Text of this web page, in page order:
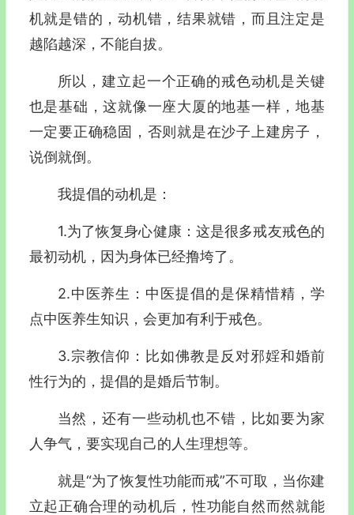
机就是错的，动机错，结果就错，而且注定是
越陷越深，不能自拔。
所以，建立起一个正确的戒色动机是关键
也是基础，这就像一座大厦的地基一样，地基
一定要正确稳固，否则就是在沙子上建房子，
说倒就倒。
我提倡的动机是：
1.为了恢复身心健康：这是很多戒友戒色的
最初动机，因为身体已经撸垮了。
2.中医养生：中医提倡的是保精惜精，学
点中医养生知识，会更加有利于戒色。
3.宗教信仰：比如佛教是反对邪婬和婚前
性行为的，提倡的是婚后节制。
当然，还有一些动机也不错，比如要为家
人争气，要实现自己的人生理想等。
就是“为了恢复性功能而戒”不可取，当你建
立起正确合理的动机后，性功能自然而然就能